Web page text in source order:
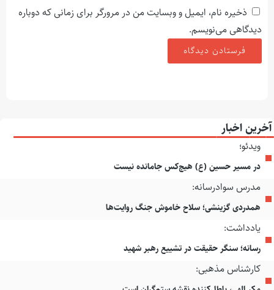
ذخیره نام، ایمیل و وبسایت من در مرورگر برای زمانی که دوباره
دیدگاهی می‌نویسم.
آخرین اخبار
ویدئو؛
در مسیر حسین (ع) هیچ‌کس جامانده نیست
مدرس سوادرسانه:
همدردی گزینشی؛ سلاح خاموش جنگ روایت‌ها
یادداشت:
رسانه؛ سنگر حقیقت در تشییع رهبر شهید
کارشناس مذهبی: